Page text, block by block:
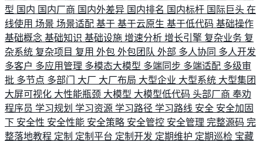
型 国内 国内厂商 国内外差异 国内排名 国内标杆 国际巨头 在
线使用 场景 场景适配 基于 基于云原生 基于低代码 基础操作
基础概念 基础知识 基础设施 增速分析 增长引擎 复杂业务 复
杂系统 复杂项目 复用 外包 外包团队 外部 多人协同 多人开发
多客户 多应用管理 多模态大模型 多端同步 多端适配 多级审
批 多节点 多部门 大厂 大厂布局 大型企业 大型系统 大型集团
大屏可视化 大性能瓶颈 大模型 大模型低代码 头部厂商 奉劝
程序员 学习规划 学习资源 学习路径 学习路线 安全 安全加固
下 安全性 安全性能 安全策略 安全管控 安全管理 完整源码 完
整落地教程 定制 定制平台 定制开发 定期维护 定期巡检 宝藏